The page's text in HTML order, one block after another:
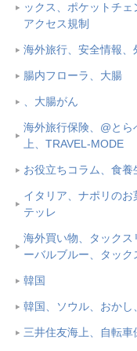
ックス、ポケットチェ
アクセス規制
海外旅行、安全情報、
腸内フローラ、大腸
、大腸がん
海外旅行保険、@と
上、TRAVEL-MODE
お役立ちコラム、食養
イタリア、ナポリのお
テッレ
海外買い物、タックス
ーバルブルー、タック
韓国
韓国、ソウル、おかし
三井住友海上、自転車